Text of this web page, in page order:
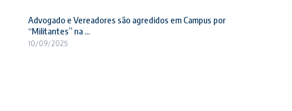
Advogado e Vereadores são agredidos em Campus por
“Militantes” na ...
10/09/2025